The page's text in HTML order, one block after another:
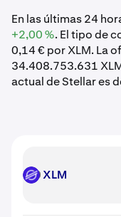
En las últimas 24
+2,00 %. El tipo de
0,14 € por XLM. La
34.408.753.631
actual de Stellar es
XLM XLM